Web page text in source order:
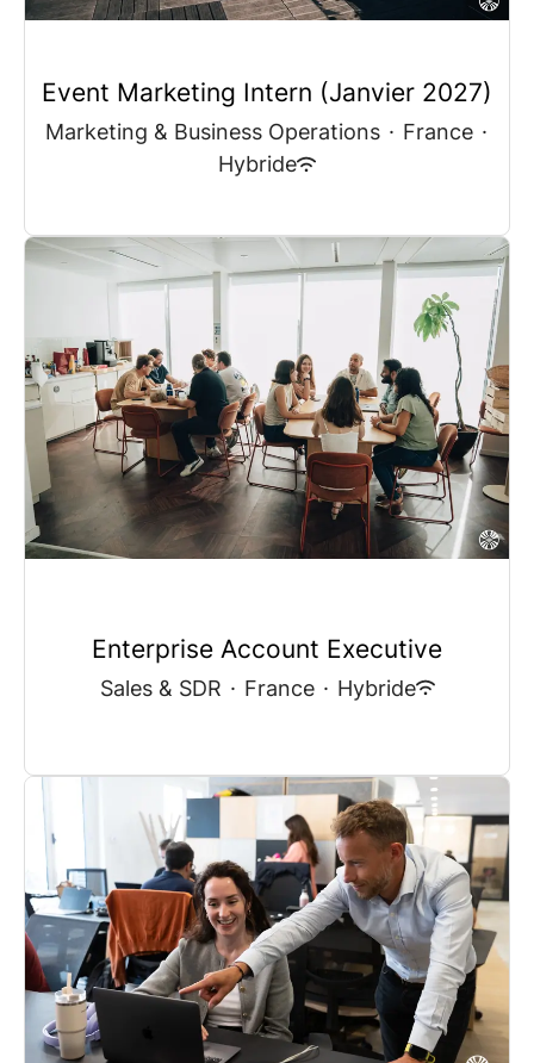
Event Marketing Intern (Janvier 2027)
Marketing & Business Operations · France ·
Hybride
Enterprise Account Executive
Sales & SDR · France · Hybride